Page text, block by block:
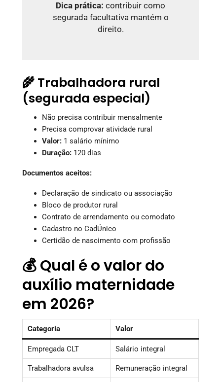
Dica prática: contribuir como
segurada facultativa mantém o
direito.
🌾 Trabalhadora rural
(segurada especial)
Não precisa contribuir mensalmente
Precisa comprovar atividade rural
Valor: 1 salário mínimo
Duração: 120 dias
Documentos aceitos:
Declaração de sindicato ou associação
Bloco de produtor rural
Contrato de arrendamento ou comodato
Cadastro no CadÚnico
Certidão de nascimento com profissão
💰 Qual é o valor do
auxílio maternidade
em 2026?
Categoria Valor
Empregada CLT Salário integral
Trabalhadora avulsa Remuneração integral